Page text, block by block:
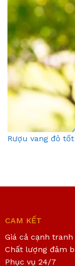
Rượu vang đỏ
CAM KẾT
Giá cả cạnh tranh
Chất lượng đảm
Phục vụ 24/7